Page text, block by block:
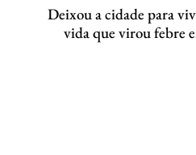
Deixou a cidade para
vida que virou febre